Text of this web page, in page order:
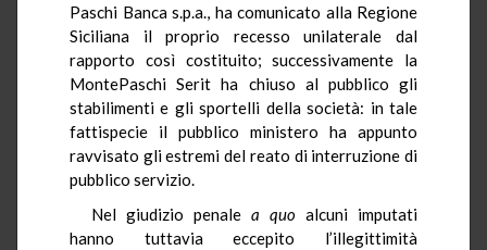
Paschi Banca s.p.a., ha comunicato alla Regione
Siciliana il proprio recesso unilaterale dal
rapporto così costituito; successivamente la
MontePaschi Serit ha chiuso al pubblico gli
stabilimenti e gli sportelli della società: in tale
fattispecie il pubblico ministero ha appunto
ravvisato gli estremi del reato di interruzione di
pubblico servizio.
Nel giudizio penale a quo alcuni imputati
hanno tuttavia eccepito l’illegittimità